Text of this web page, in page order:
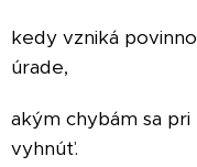
kedy vzniká
úrade,
akým chybám sa
vyhnúť.